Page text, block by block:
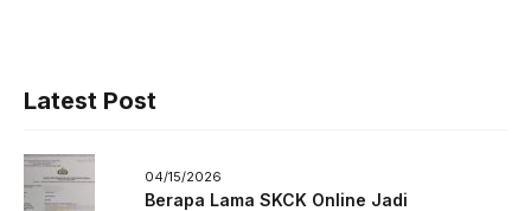
Latest Post
04/15/2026
Berapa Lama SKCK Online Jadi